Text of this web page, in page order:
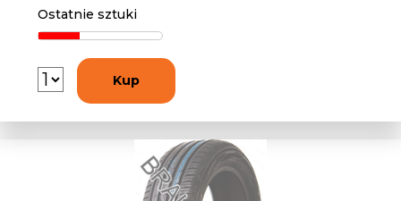
Ostatnie sztuki
Kup